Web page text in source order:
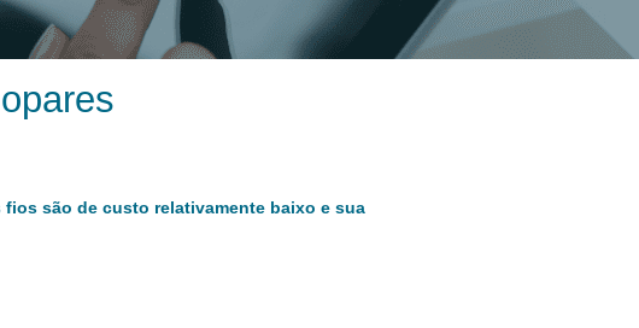
são de custo relativamente baixo e sua